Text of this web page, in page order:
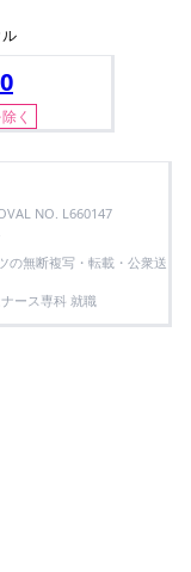
く
NO. L660147
の無断複写・転載・公衆送
ース専科 就職